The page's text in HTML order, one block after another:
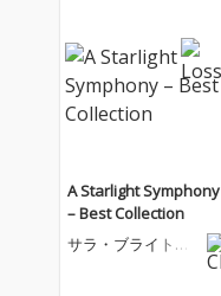
A Starlight Symphony
– Best Collection
サラ・ブライトマ